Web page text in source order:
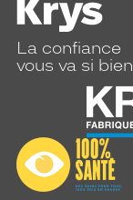
La confiance
vous va si bien